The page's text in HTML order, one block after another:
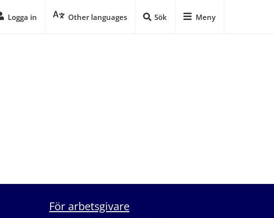
Logga in Other languages Sök Meny
För arbetsgivare